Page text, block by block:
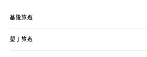
基隆旅遊
墾丁旅遊